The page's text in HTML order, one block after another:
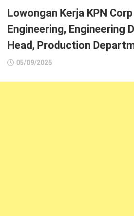
Lowongan Kerja KPN
Engineering, Engineering
Head, Production
05/09/2025